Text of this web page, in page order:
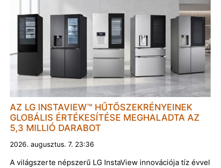
AZ LG INSTAVIEW™ HŰTŐSZEKRÉNYEINEK
GLOBÁLIS ÉRTÉKESÍTÉSE MEGHALADTA AZ
5,3 MILLIÓ DARABOT
2026. augusztus. 7. 23:36
A világszerte népszerű LG InstaView innovációja tíz évvel